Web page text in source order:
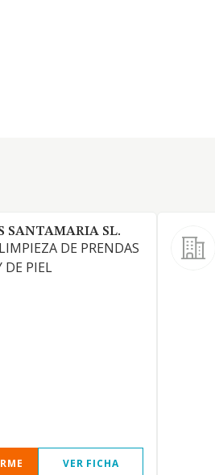
SANTAMARIA SL.
DE PRENDAS
DE PIEL
VER FICHA